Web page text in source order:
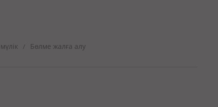
/ Бөлме жалға алу